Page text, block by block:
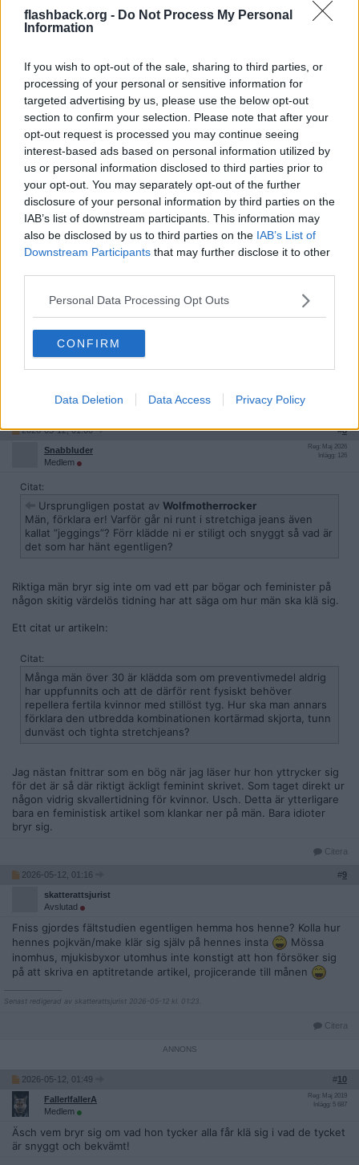
flashback.org - Do Not Process My Personal
Information
If you wish to opt-out of the sale, sharing to third parties, or
processing of your personal or sensitive information for
targeted advertising by us, please use the below opt-out
section to confirm your selection. Please note that after your
opt-out request is processed you may continue seeing
interest-based ads based on personal information utilized by
us or personal information disclosed to third parties prior to
your opt-out. You may separately opt-out of the further
disclosure of your personal information by third parties on the
IAB’s list of downstream participants. This information may
also be disclosed by us to third parties on the IAB’s List of
Downstream Participants that may further disclose it to other
Personal Data Processing Opt Outs
CONFIRM
Data Deletion Data Access Privacy Policy
kallat ”jeggings”? Förr klädde ni er stiligt och snyggt så vad är
det som har hänt egentligen?
Helge.Palmcrantz
Reg: Mar 2019
dåligt klädda. De kan ha jeansjackor som tält och byxor som hör
hemma på 80-talet. Skor som ser ut att de bodde i ett getto.
2026-05-12, 00:55
jcocker
Avslutad
Man blir ju förbannad. Känns som ett övergrepp.
Jag skulle aldrig våga drömma om att säga till en okänd vuxen man
på stan hur han ska klä sig, men kan jag gå hem och skriva en
artikel om det någonstans?
2026-05-12, 00:55
Medlem
Håller med östeuropa klär sig bättre, ska vara adidas för fan.http
2026-05-12, 01:00 #8
Snabbluder
Medlem
Reg: Maj 2026
Inlägg: 126
Citat:
Ursprungligen postat av Wolfmotherrocker
Män, förklara er! Varför går ni runt i stretchiga jeans även
kallat ”jeggings”? Förr klädde ni er stiligt och snyggt så vad är
det som har hänt egentligen?
Riktiga män bryr sig inte om vad ett par bögar och feminister på
någon skitig värdelös tidning har att säga om hur män ska klä sig.
Ett citat ur artikeln:
Citat:
Många män över 30 är klädda som om preventivmedel aldrig
har uppfunnits och att de därför rent fysiskt behöver
repellera fertila kvinnor med stillöst tyg. Hur ska man annars
förklara den utbredda kombinationen kortärmad skjorta, tunn
dunväst och tighta stretchjeans?
Jag nästan fnittrar som en bög när jag läser hur hon yttrycker sig
för det är så där riktigt äckligt feminint skrivet. Som taget direkt ur
någon vidrig skvallertidning för kvinnor. Usch. Detta är ytterligare
bara en feministisk artikel som klankar ner på män. Bara idioter
bryr sig.
Citera
2026-05-12, 01:16 #9
skatterattsjurist
Avslutad
Fniss gjordes fältstudien egentligen hemma hos henne? Kolla hur
hennes pojkvän/make klär sig själv på hennes insta
Mössa
inomhus, mjukisbyxor utomhus inte konstigt att hon försöker sig
på att skriva en aptitretande artikel, projicerande till månen
Senast redigerad av skatterattsjurist 2026-05-12 kl. 01:23.
Citera
2026-05-12, 01:49 #10
FallerIfallerA
Medlem
Reg: Maj 2019
Inlägg: 5 687
Äsch vem bryr sig om vad hon tycker alla får klä sig i vad de tycket
är snyggt och bekvämt!